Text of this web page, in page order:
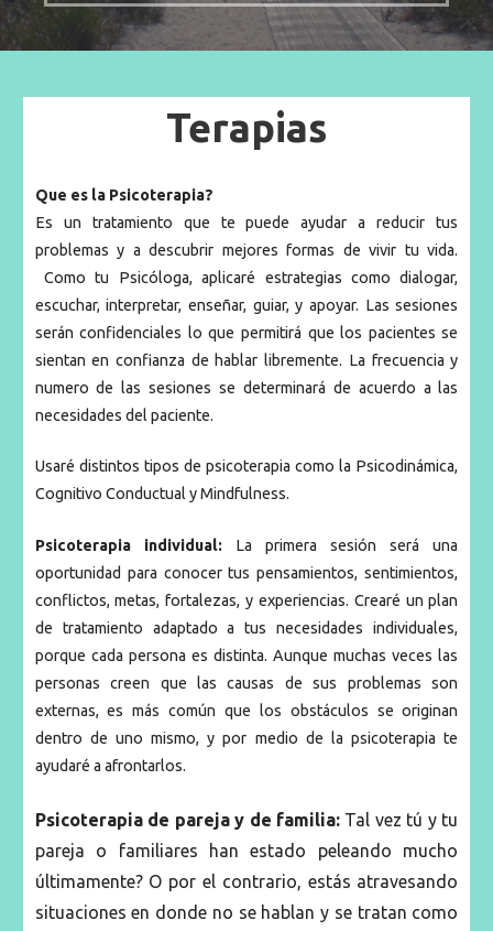
Terapias
Que es la Psicoterapia?
Es un tratamiento que te puede ayudar a reducir tus
problemas y a descubrir mejores formas de vivir tu vida.
Como tu Psicóloga, aplicaré estrategias como dialogar,
escuchar, interpretar, enseñar, guiar, y apoyar. Las sesiones
serán confidenciales lo que permitirá que los pacientes se
sientan en confianza de hablar libremente. La frecuencia y
numero de las sesiones se determinará de acuerdo a las
necesidades del paciente.
Usaré distintos tipos de psicoterapia como la Psicodinámica,
Cognitivo Conductual y Mindfulness.
Psicoterapia individual:La primera sesión será una
oportunidad para conocer tus pensamientos, sentimientos,
conflictos, metas, fortalezas, y experiencias. Crearé un plan
de tratamiento adaptado a tus necesidades individuales,
porque cada persona es distinta. Aunque muchas veces las
personas creen que las causas de sus problemas son
externas, es más común que los obstáculos se originan
dentro de uno mismo, y por medio de la psicoterapia te
ayudaré a afrontarlos.
Psicoterapia de pareja y de familia: Tal vez tú y tu
pareja o familiares han estado peleando mucho
últimamente? O por el contrario, estás atravesando
situaciones en donde no se hablan y se tratan como